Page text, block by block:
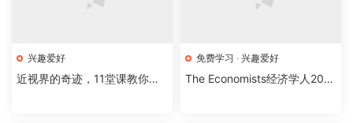
兴趣爱好
近视界的奇迹，11堂课教你摘
免费学习 · 兴趣爱好
The Economists经济学人2016